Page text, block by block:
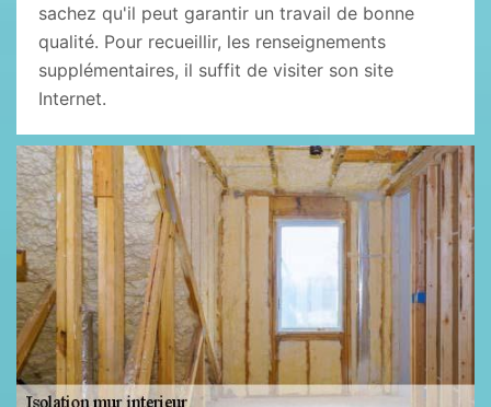
sachez qu'il peut garantir un travail de bonne
qualité. Pour recueillir, les renseignements
supplémentaires, il suffit de visiter son site
Internet.